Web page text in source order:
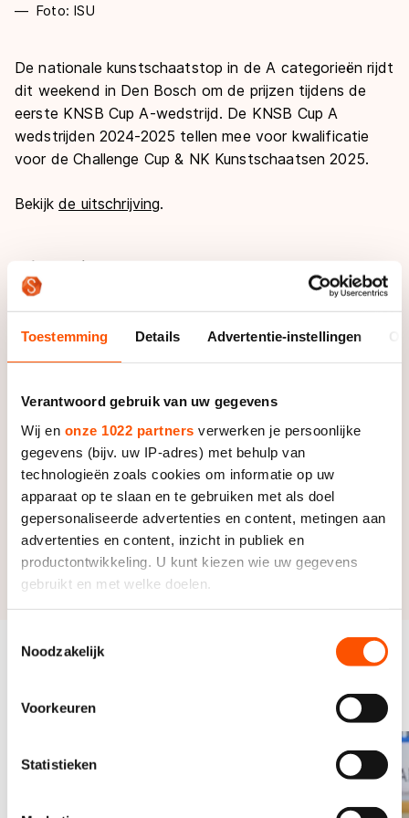
Toestemming Details Advertentie-instellingen
Verantwoord gebruik van uw gegevens
Wij en onze 1022 partners verwerken je persoonlijke
gegevens (bijv. uw IP-adres) met behulp van
technologieën zoals cookies om informatie op uw
apparaat op te slaan en te gebruiken met als doel
gepersonaliseerde advertenties en content, metingen aan
advertenties en content, inzicht in publiek en
productontwikkeling. U kunt kiezen wie uw gegevens
gebruikt en met welke doelen.
Informatie verzamelen over uw geografische locatie,
Uw apparaat identificeren door het actief te scannen
op specifieke eigenschappen (fingerprinting)
verwerkt en stel uw voorkeuren in het
detailgedeelte in.
Noodzakelijk
Voorkeuren
Statistieken
Foto: ISU
De nationale kunstschaatstop in de A categorieën rijdt
dit weekend in Den Bosch om de prijzen tijdens de
eerste KNSB Cup A-wedstrijd. De KNSB Cup A
wedstrijden 2024-2025 tellen mee voor kwalificatie
voor de Challenge Cup & NK Kunstschaatsen 2025.
Bekijkde uitschrijving.
Informatie
Tijdschema KNSB Cup A1
Live
Volg de wedstrijden live via Show Your Skill Online
Uitslagen
Het tijdschema, de deelnemers en de uitslagen
verschijnen opdeze pagina .
evenementen